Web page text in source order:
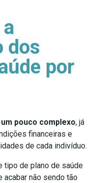
dos
por
pouco complexo, já
financeiras e
de cada indivíduo.
tipo de plano de saúde
acabar não sendo tão